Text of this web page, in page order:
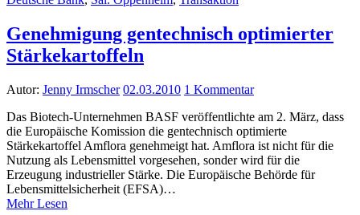
Genehmigung gentechnisch optimierter
Stärkekartoffeln
Autor: Jenny Irmscher 02.03.2010 1 Kommentar
Das Biotech-Unternehmen BASF veröffentlichte am 2. März, dass
die Europäische Komission die gentechnisch optimierte
Stärkekartoffel Amflora genehmeigt hat. Amflora ist nicht für die
Nutzung als Lebensmittel vorgesehen, sonder wird für die
Erzeugung industrieller Stärke. Die Europäische Behörde für
Lebensmittelsicherheit (EFSA)…
Mehr Lesen